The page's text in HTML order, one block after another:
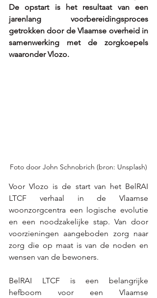
De opstart is het resultaat van een
jarenlang voorbereidingsproces
getrokken door de Vlaamse overheid in
samenwerking met de zorgkoepels
waaronder Vlozo.
Foto door John Schnobrich (bron: Unsplash)
Voor Vlozo is de start van het BelRAI
LTCF verhaal in de Vlaamse
woonzorgcentra een logische evolutie
en een noodzakelijke stap. Van door
voorzieningen aangeboden zorg naar
zorg die op maat is van de noden en
wensen van de bewoners.
BelRAI LTCF is een belangrijke
hefboom voor een Vlaamse